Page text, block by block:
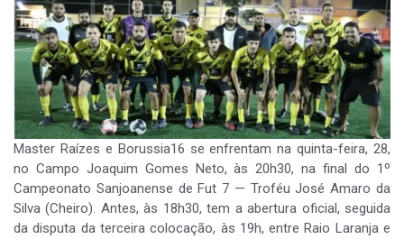
Master Raízes e Borussia16 se enfrentam na quinta-feira, 28,
no Campo Joaquim Gomes Neto, às 20h30, na final do 1º
Campeonato Sanjoanense de Fut 7 — Troféu José Amaro da
Silva (Cheiro). Antes, às 18h30, tem a abertura oficial, seguida
da disputa da terceira colocação, às 19h, entre Raio Laranja e